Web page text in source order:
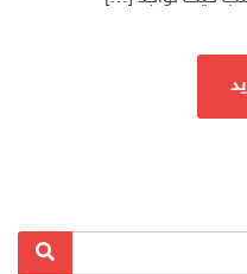
بحث